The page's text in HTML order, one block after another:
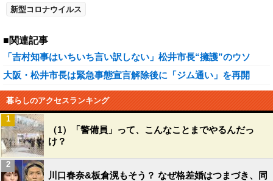
新型コロナウイルス
■関連記事
「吉村知事はいちいち言い訳しない」松井市長“擁護”のウソ
大阪・松井市長は緊急事態宣言解除後に「ジム通い」を再開
暮らしのアクセスランキング
（1）「警備員」って、こんなことまでやるんだっ
け？
1
川口春奈&板倉滉もそう？ なぜ格差婚はつまづき、同
2